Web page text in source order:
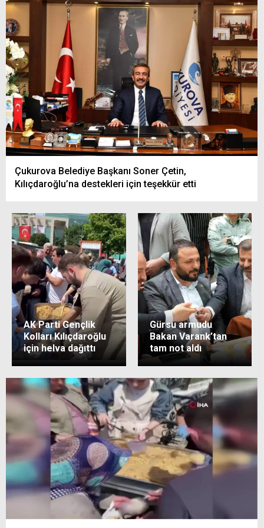
Çukurova Belediye Başkanı Soner Çetin,
Kılıçdaroğlu’na destekleri için teşekkür etti
AK Parti Gençlik
Kolları Kılıçdaroğlu
için helva dağıttı
Gürsu armudu
Bakan Varank’tan
tam not aldı